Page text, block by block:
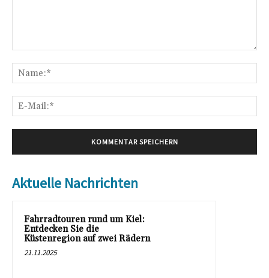
Aktuelle Nachrichten
Fahrradtouren rund um Kiel:
Entdecken Sie die
Küstenregion auf zwei Rädern
21.11.2025